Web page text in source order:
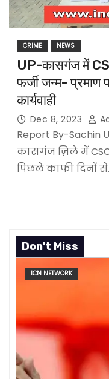
CRIME NEWS
UP-कासगंज में
फर्जी जन्म- प्रमाण
कार्यवाही
Dec 8, 2023
Report By-Sachin
कासगंज ज़िले में
पिछले काफी दिनों
Don't Miss
ICN NETWORK